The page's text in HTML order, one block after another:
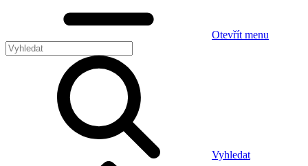
Otevřít menu
Vyhledat